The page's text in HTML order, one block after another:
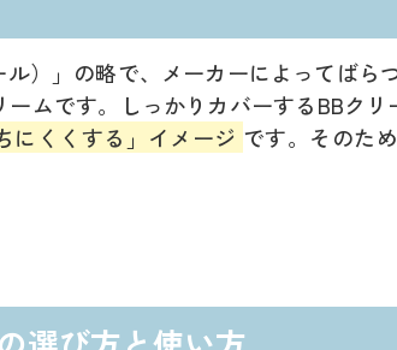
）」の略で、メーカーによってばら
ムです。しっかりカバーするBBク
にくくする」イメージ です。そのた